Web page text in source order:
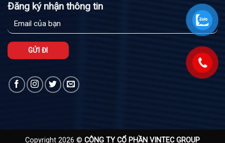
Đăng ký nhận thông tin
Copyright 2026 © CÔNG TY CỔ PHẦN VINTEC GROUP